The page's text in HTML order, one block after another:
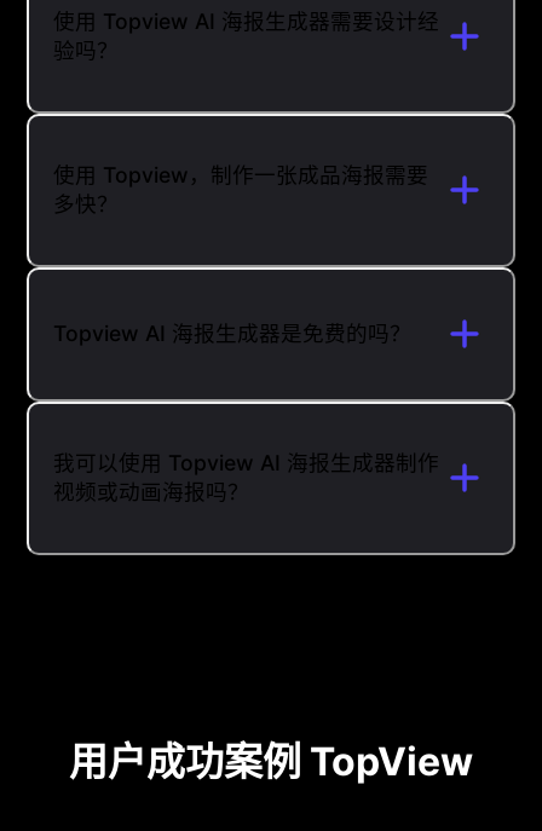
使用 Topview AI 海报生成器需要设计经
验吗？
使用 Topview，制作一张成品海报需要
多快？
Topview AI 海报生成器是免费的吗？
我可以使用 Topview AI 海报生成器制作
视频或动画海报吗？
用户成功案例 TopView